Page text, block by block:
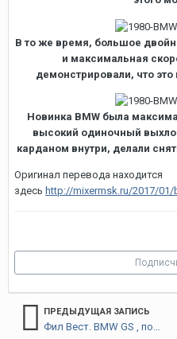
В то же время, большое
и максимальная
демонстрировали, что
Новинка BMW была
высокий одиночный
карданом внутри, делали
Оригинал перевода находится
здесь http://mixermsk.ru/2017/
ПРЕДЫДУЩАЯ ЗАПИСЬ